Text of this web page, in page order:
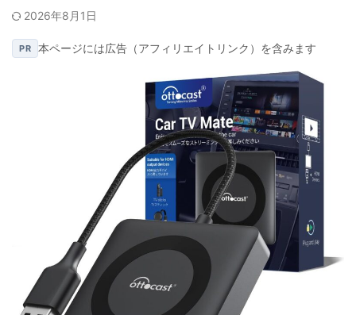
2026年8月1日
PR 本ページには広告（アフィリエイトリンク）を含みます